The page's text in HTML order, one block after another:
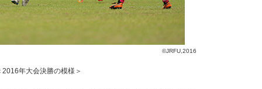
©JRFU,2016
2016年大会決勝の模様＞